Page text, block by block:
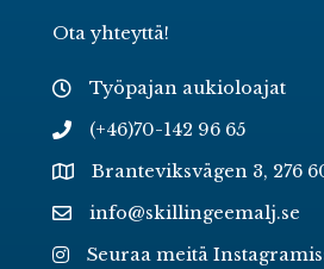
Ota yhteyttä!
Työpajan aukioloajat
(+46)70-142 96 65
Branteviksvägen 3, 276
info@skillingeemalj.se
Seuraa meitä